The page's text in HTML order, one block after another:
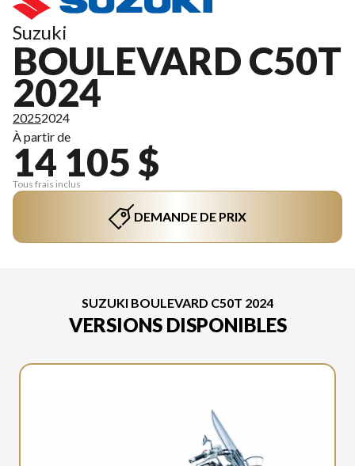
Suzuki
BOULEVARD C50T
2024
20252024
À partir de
14 105 $
Tous frais inclus
DEMANDE DE PRIX
SUZUKI BOULEVARD C50T 2024
VERSIONS DISPONIBLES